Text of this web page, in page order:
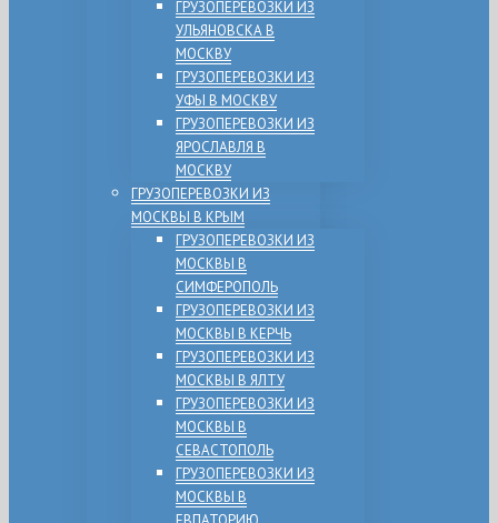
ГРУЗОПЕРЕВОЗКИ ИЗ
УЛЬЯНОВСКА В
МОСКВУ
ГРУЗОПЕРЕВОЗКИ ИЗ
УФЫ В МОСКВУ
ГРУЗОПЕРЕВОЗКИ ИЗ
ЯРОСЛАВЛЯ В
МОСКВУ
ГРУЗОПЕРЕВОЗКИ ИЗ
МОСКВЫ В КРЫМ
ГРУЗОПЕРЕВОЗКИ ИЗ
МОСКВЫ В
СИМФЕРОПОЛЬ
ГРУЗОПЕРЕВОЗКИ ИЗ
МОСКВЫ В КЕРЧЬ
ГРУЗОПЕРЕВОЗКИ ИЗ
МОСКВЫ В ЯЛТУ
ГРУЗОПЕРЕВОЗКИ ИЗ
МОСКВЫ В
СЕВАСТОПОЛЬ
ГРУЗОПЕРЕВОЗКИ ИЗ
МОСКВЫ В